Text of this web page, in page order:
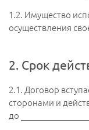
1.2. Имущество
осуществления
2. Срок
2.1. Договор
сторонами и
до